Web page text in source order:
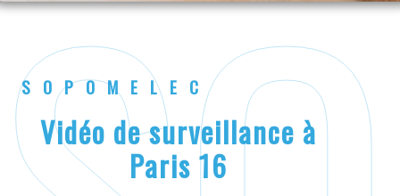
SOPOMELEC
vidéo de surveillance à
Paris 16